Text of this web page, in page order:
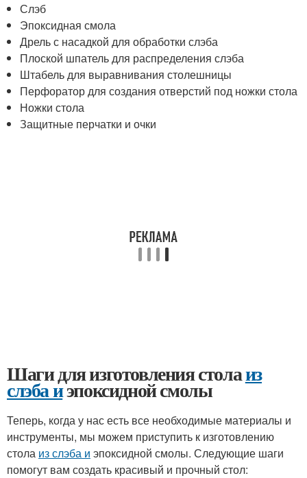
Слэб
Эпоксидная смола
Дрель с насадкой для обработки слэба
Плоской шпатель для распределения слэба
Штабель для выравнивания столешницы
Перфоратор для создания отверстий под ножки стола
Ножки стола
Защитные перчатки и очки
Шаги для изготовления столаиз
слэба иэпоксидной смолы
Теперь, когда у нас есть все необходимые материалы и
инструменты, мы можем приступить к изготовлению
стола из слэба и эпоксидной смолы. Следующие шаги
помогут вам создать красивый и прочный стол: